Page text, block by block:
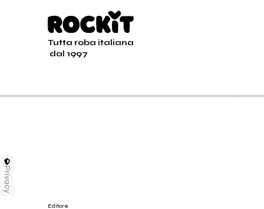
Tutta roba italiana
dal 1997
Editore
Privacy